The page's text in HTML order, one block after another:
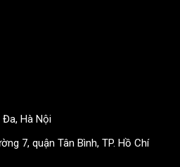
Hà Nội
7, quận Tân Bình, TP. Hồ Chí